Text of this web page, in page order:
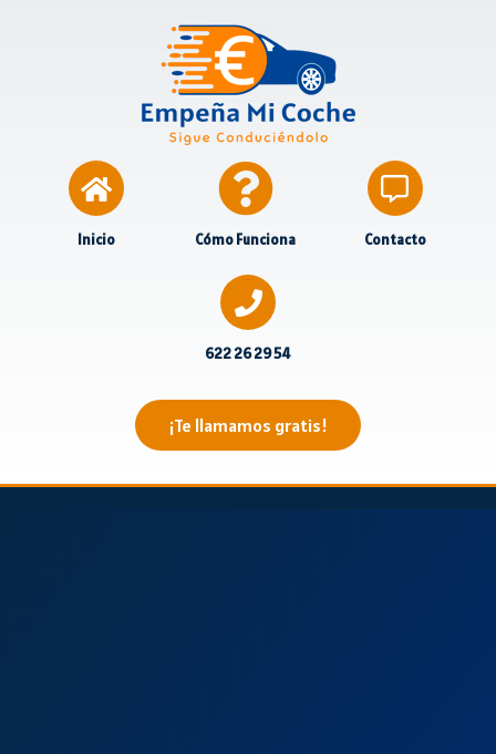
Inicio Cómo Funciona Contacto
622 26 29 54
¡Te llamamos gratis!